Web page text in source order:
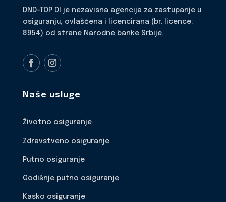
DND-TOP DI je nezavisna agencija za zastupanje u
osiguranju, ovlašćena i licencirana (br. licence:
8954) od strane Narodne banke Srbije.
Naše usluge
Životno osiguranje
Zdravstveno osiguranje
Putno osiguranje
Godišnje putno osiguranje
Kasko osiguranje